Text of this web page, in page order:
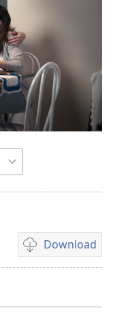
Download
für